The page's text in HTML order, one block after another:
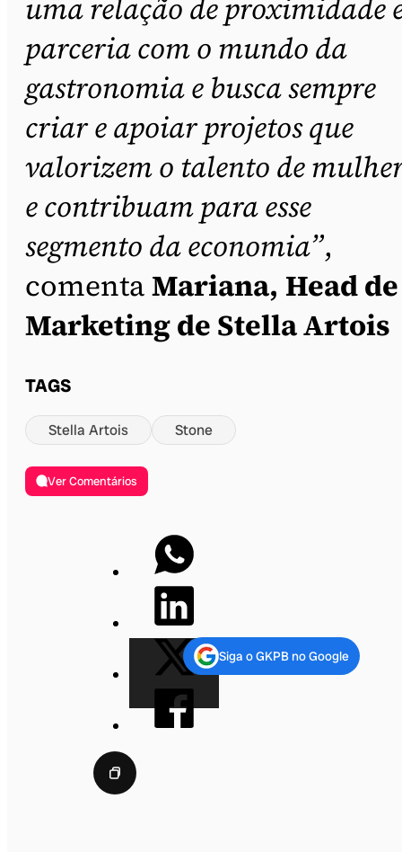
uma relação de proximidade
parceria com o mundo da
gastronomia e busca sempre
criar e apoiar projetos que
valorizem o talento de
e contribuam para esse
segmento da economia”,
comentaMariana, Head de
Marketing de Stella Artois
TAGS
Stella Artois Stone
Ver Comentários
Siga o GKPB no Google